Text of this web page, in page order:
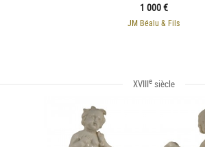
1 000 €
JM Béalu & Fils
XVIIIesiècle